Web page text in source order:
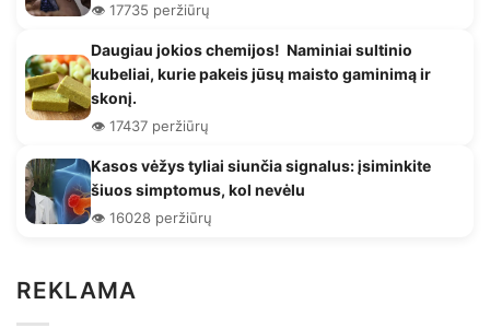
👁️ 17735 peržiūrų
Daugiau jokios chemijos! Naminiai sultinio
kubeliai, kurie pakeis jūsų maisto gaminimą ir
skonį.
👁️ 17437 peržiūrų
Kasos vėžys tyliai siunčia signalus: įsiminkite
šiuos simptomus, kol nevėlu
👁️ 16028 peržiūrų
REKLAMA